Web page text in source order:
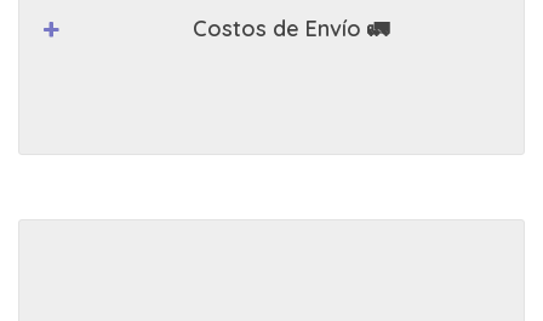
Costos de Envío 🚛